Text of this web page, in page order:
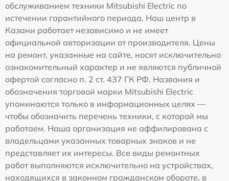
обслуживанием техники Mitsubishi Electric по
истечении гарантийного периода. Наш центр в
Казани работает независимо и не имеет
официальной авторизации от производителя. Цены
на ремонт, указанные на сайте, носят исключительно
ознакомительный характер и не являются публичной
офертой согласно п. 2 ст. 437 ГК РФ. Названия и
обозначения торговой марки Mitsubishi Electric
упоминаются только в информационных целях —
чтобы обозначить перечень техники, с которой мы
работаем. Наша организация не аффилирована с
владельцами указанных товарных знаков и не
представляет их интересы. Все виды ремонтных
работ выполняются исключительно на устройствах,
находящихся в законном гражданском обороте, в